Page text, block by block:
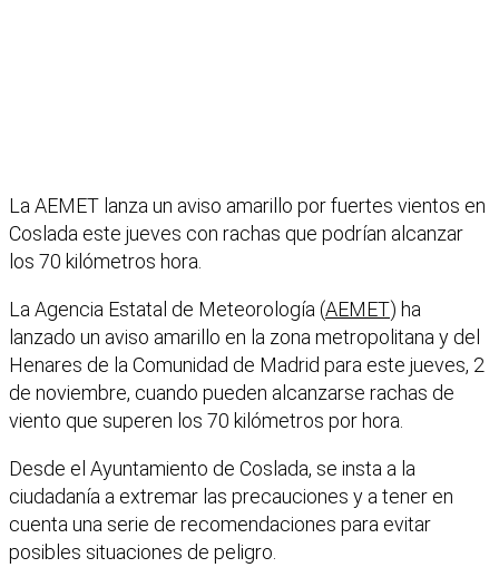
La AEMET lanza un aviso amarillo por fuertes vientos en
Coslada este jueves con rachas que podrían alcanzar
los 70 kilómetros hora.
La Agencia Estatal de Meteorología (AEMET) ha
lanzado un aviso amarillo en la zona metropolitana y del
Henares de la Comunidad de Madrid para este jueves, 2
de noviembre, cuando pueden alcanzarse rachas de
viento que superen los 70 kilómetros por hora.
Desde el Ayuntamiento de Coslada, se insta a la
ciudadanía a extremar las precauciones y a tener en
cuenta una serie de recomendaciones para evitar
posibles situaciones de peligro.